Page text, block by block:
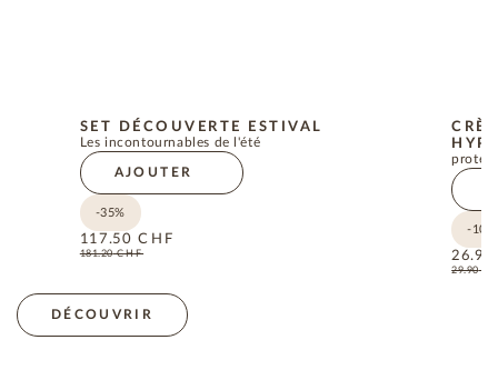
SET DÉCOUVERTE ESTIVAL
Les incontournables de l'été
AJOUTER
-35%
117.50 CHF
181.20CHF
-10%
26.90
29.90
DÉCOUVRIR